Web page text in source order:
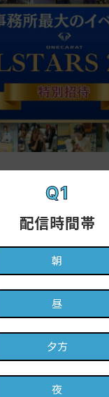
グの最終結果をもと
を行います。
一覧は以下の表をご
Q1
配信時間帯
朝
昼
夕方
夜